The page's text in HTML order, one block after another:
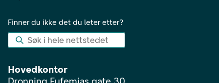
Finner du ikke det du leter etter?
Søk i hele nettstedet
Hovedkontor